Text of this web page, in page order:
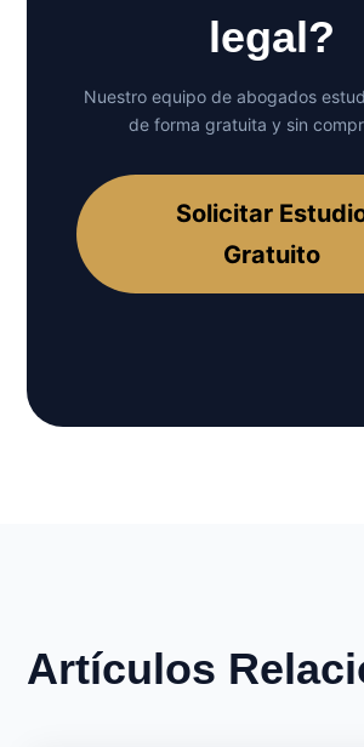
legal?
Nuestro equipo de abogados
de forma gratuita y sin
Solicitar
Gratuito
Artículos